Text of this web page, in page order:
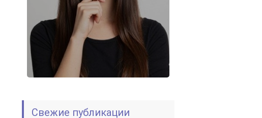
Свежие публикации